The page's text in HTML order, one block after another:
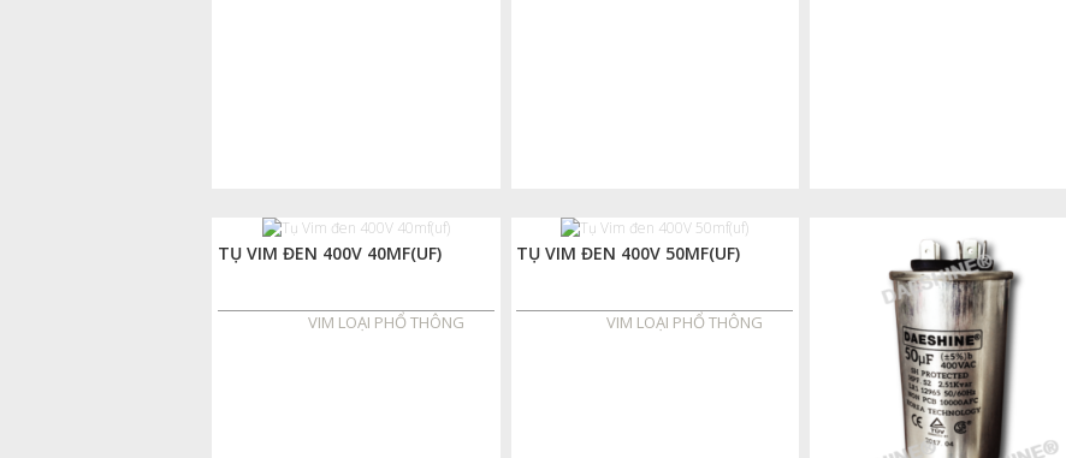
TỤ VIM ĐEN 400V 40MF(UF)
VIM LOẠI PHỔ THÔNG
TỤ VIM ĐEN 400V 50MF(UF)
VIM LOẠI PHỔ THÔNG